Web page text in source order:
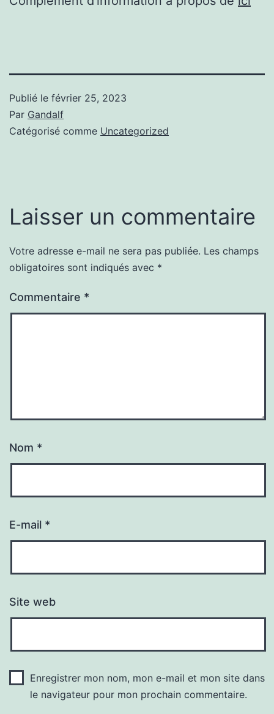
Publié le février 25, 2023
Par Gandalf
Catégorisé comme Uncategorized
Laisser un commentaire
Votre adresse e-mail ne sera pas publiée. Les champs
obligatoires sont indiqués avec *
Commentaire *
Nom *
E-mail *
Site web
Enregistrer mon nom, mon e-mail et mon site dans
le navigateur pour mon prochain commentaire.